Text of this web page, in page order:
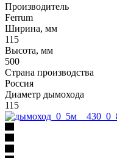
Производитель
Ferrum
Ширина, мм
115
Высота, мм
500
Страна производства
Россия
Диаметр дымохода
115